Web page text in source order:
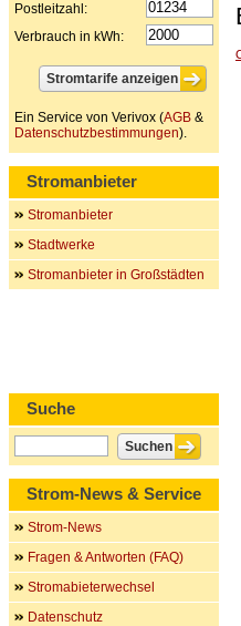
Postleitzahl:
Verbrauch in kWh:
Ein Service von Verivox (AGB &
Datenschutzbestimmungen).
Stromanbieter
Stromanbieter
Stadtwerke
Stromanbieter in Großstädten
Suche
Strom-News & Service
Strom-News
Fragen & Antworten (FAQ)
Stromabieterwechsel
Datenschutz